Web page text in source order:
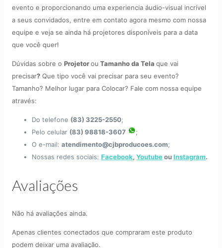
evento e proporcionando uma experiencia áudio-visual incrível
a seus convidados, entre em contato agora mesmo com nossa
equipe e veja se ainda há projetores disponíveis para a data
que você quer!
Dúvidas sobre o Projetorou Tamanho da Tela que vai
precisar? Que tipo você vai precisar para seu evento?
Tamanho? Melhor lugar para Colocar? Fale com nossa equipe
através:
Do telefone (83) 3225-2550;
Pelo celular (83) 98818-3607
;
O e-mail: atendimento@cjbproducoes.com;
Nossas redes sociais: Facebook, YoutubeouInstagram.
Avaliações
Não há avaliações ainda.
Apenas clientes conectados que compraram este produto
podem deixar uma avaliação.